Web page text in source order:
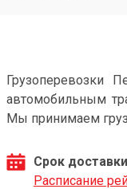
Грузоперевозки
автомобильным
Мы принимаем
Срок доставки
Расписание